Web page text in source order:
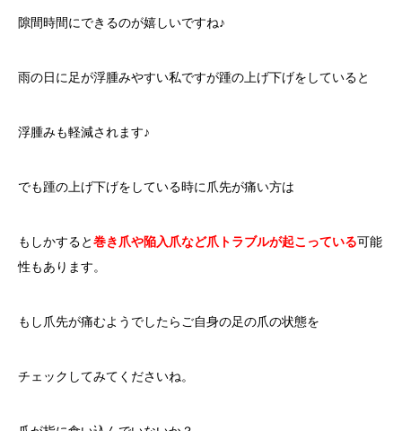
隙間時間にできるのが嬉しいですね♪
雨の日に足が浮腫みやすい私ですが踵の上げ下げをしていると
浮腫みも軽減されます♪
でも踵の上げ下げをしている時に爪先が痛い方は
もしかすると巻き爪や陥入爪など爪トラブルが起こっている可能
性もあります。
もし爪先が痛むようでしたらご自身の足の爪の状態を
チェックしてみてくださいね。